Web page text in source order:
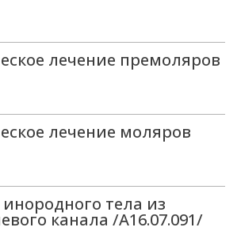
лечение премоляров
лечение моляров
тела из
канала /А16.07.091/